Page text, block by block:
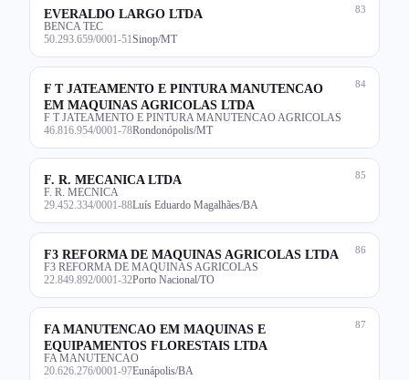
83
EVERALDO LARGO LTDA
BENCA TEC
50.293.659/0001-51 Sinop/MT
84
F T JATEAMENTO E PINTURA MANUTENCAO
EM MAQUINAS AGRICOLAS LTDA
F T JATEAMENTO E PINTURA MANUTENCAO AGRICOLAS
46.816.954/0001-78Rondonópolis/MT
85
F. R. MECANICA LTDA
F. R. MECNICA
29.452.334/0001-88Luís Eduardo Magalhães/BA
86
F3 REFORMA DE MAQUINAS AGRICOLAS LTDA
F3 REFORMA DE MAQUINAS AGRICOLAS
22.849.892/0001-32Porto Nacional/TO
87
FA MANUTENCAO EM MAQUINAS E
EQUIPAMENTOS FLORESTAIS LTDA
FA MANUTENCAO
20.626.276/0001-97Eunápolis/BA